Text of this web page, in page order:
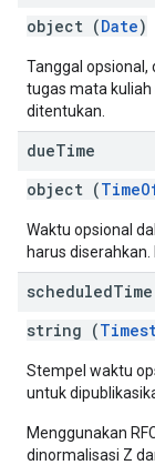
object (Date)
Tanggal opsional,
tugas mata kuliah
ditentukan.
dueTime
object (
Waktu opsional
harus
scheduledTime
string (
Stempel waktu
untuk
Menggunakan
dinormalisasi Z